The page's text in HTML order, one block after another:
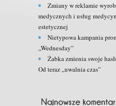
Zmiany w reklamie
medycznych i usług
estetycznej
Nietypowa kampania
„Wednesday”
Żabka zmienia swoje
Od teraz „uwalnia czas”